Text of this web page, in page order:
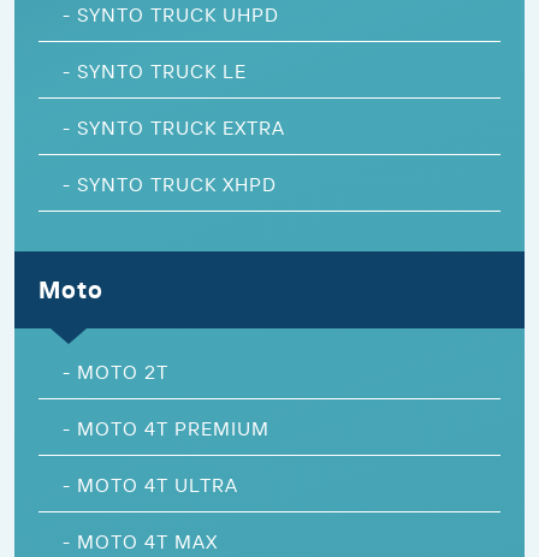
- SYNTO TRUCK UHPD
- SYNTO TRUCK LE
- SYNTO TRUCK EXTRA
- SYNTO TRUCK XHPD
Moto
- MOTO 2T
- MOTO 4T PREMIUM
- MOTO 4T ULTRA
- MOTO 4T MAX